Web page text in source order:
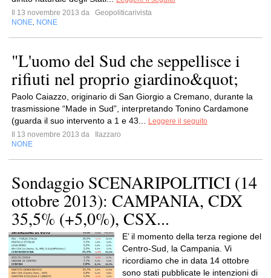
Il 13 novembre 2013 da
Geopoliticarivista
NONE NONE
"L'uomo del Sud che seppellisce i
rifiuti nel proprio giardino&quot;
Paolo Caiazzo, originario di San Giorgio a Cremano, durante la
trasmissione “Made in Sud”, interpretando Tonino Cardamone
(guarda il suo intervento a 1 e 43...
Leggere il seguito
Il 13 novembre 2013 da
Ilazzaro
NONE
Sondaggio SCENARIPOLITICI (14
ottobre 2013): CAMPANIA, CDX
35,5% (+5,0%), CSX...
E’ il momento della terza regione del
Centro-Sud, la Campania. Vi
ricordiamo che in data 14 ottobre
sono stati pubblicate le intenzioni di